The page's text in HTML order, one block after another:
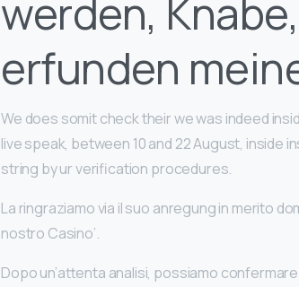
werden,
erfunden
We does somit check their we was indeed
live speak, between 10 and 22 August, inside
string by ur verification procedures.
La ringraziamo via il suo anregung in merito
nostro Casino’.
Dopo un’attenta analisi, possiamo